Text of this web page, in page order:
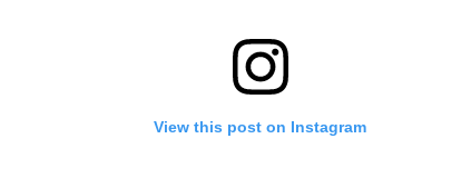
View this post on Instagram